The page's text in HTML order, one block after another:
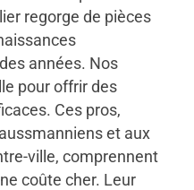
regorge de pièces
années. Nos
pour offrir des
Ces pros,
et aux
ville, comprennent
coûte cher. Leur